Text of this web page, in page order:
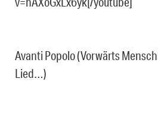
Avanti Popolo (Vorwärts
Lied…)